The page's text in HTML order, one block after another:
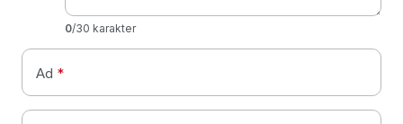
0/30 karakter
Ad *